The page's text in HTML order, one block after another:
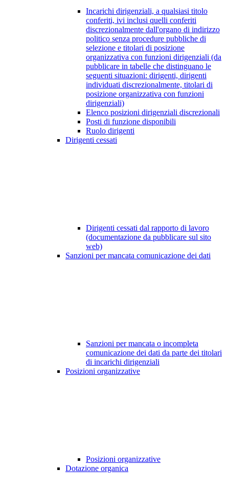
Incarichi dirigenziali, a qualsiasi titolo
conferiti, ivi inclusi quelli conferiti
discrezionalmente dall'organo di indirizzo
politico senza procedure pubbliche di
selezione e titolari di posizione
organizzativa con funzioni dirigenziali (da
pubblicare in tabelle che distinguano le
seguenti situazioni: dirigenti, dirigenti
individuati discrezionalmente, titolari di
posizione organizzativa con funzioni
dirigenziali)
Elenco posizioni dirigenziali discrezionali
Posti di funzione disponibili
Ruolo dirigenti
Dirigenti cessati
Dirigenti cessati dal rapporto di lavoro
(documentazione da pubblicare sul sito
web)
Sanzioni per mancata comunicazione dei dati
Sanzioni per mancata o incompleta
comunicazione dei dati da parte dei titolari
di incarichi dirigenziali
Posizioni organizzative
Posizioni organizzative
Dotazione organica